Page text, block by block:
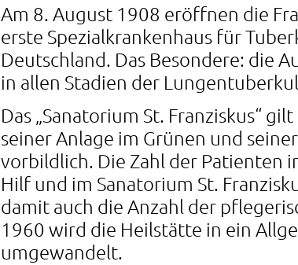
Am 8. August 1908 eröffnen die
erste Spezialkrankenhaus für
Deutschland. Das Besondere: die
in allen Stadien der
Das „Sanatorium St. Franziskus“
seiner Anlage im Grünen und
vorbildlich. Die Zahl der Patienten
Hilf und im Sanatorium St.
damit auch die Anzahl der
1960 wird die Heilstätte in ein
umgewandelt.